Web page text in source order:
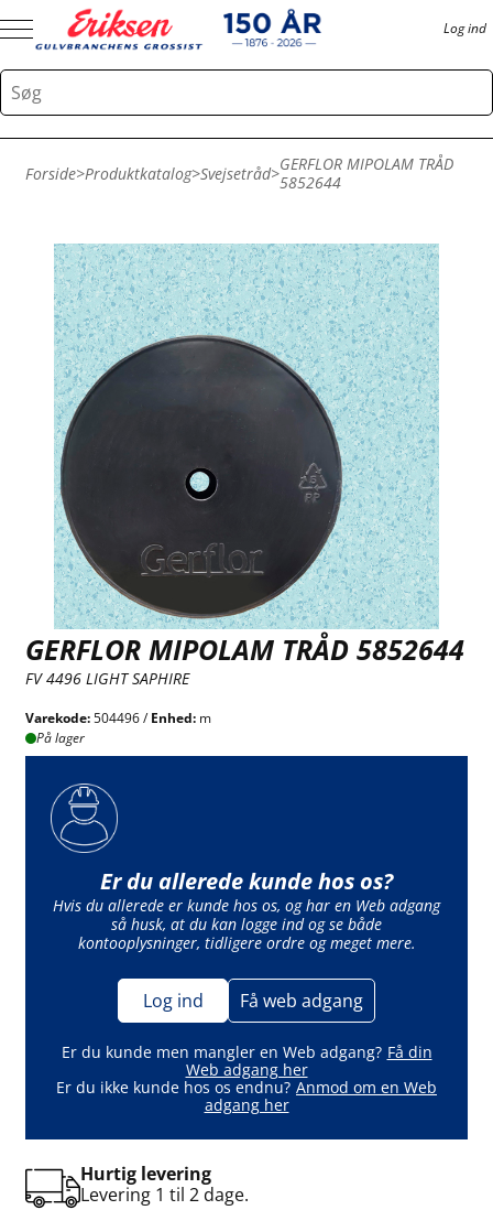
Log ind
Forside>Produktkatalog>Svejsetråd>GERFLOR MIPOLAM TRÅD
5852644
GERFLOR MIPOLAM TRÅD 5852644
FV 4496 LIGHT SAPHIRE
Varekode:504496 /Enhed: m
På lager
Er du allerede kunde hos os?
Hvis du allerede er kunde hos os, og har en Web adgang
så husk, at du kan logge ind og se både
kontooplysninger, tidligere ordre og meget mere.
Log ind Få web adgang
Er du kunde men mangler en Web adgang? Få din
Web adgang her
Er du ikke kunde hos os endnu? Anmod om en Web
adgang her
Hurtig levering
Levering 1 til 2 dage.